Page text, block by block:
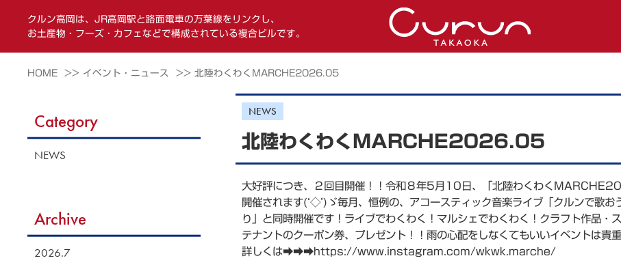
クルン高岡は、JR高岡駅と路面電車の万葉線をリンクし、
お土産物・フーズ・カフェなどで構成されている複合ビルです。
HOME >> イベント・ニュース >>北陸わくわくMARCHE2026.05
NEWS
北陸わくわくMARCHE2026.05
大好評につき、２回目開催！！令和８年5月10日、「北陸わくわく
開催されます(‘◇’)ゞ毎月、恒例の、アコースティック音楽ライブ「クルンで歌
り」と同時開催です！ライブでわくわく！マルシェでわくわく！クラフト作品
テナントのクーポン券、プレゼント！！雨の心配をしなくてもいいイベントは貴
詳しくは➡➡➡https://www.instagram.com/wkwk.marche/
Category
NEWS
Archive
2026.7